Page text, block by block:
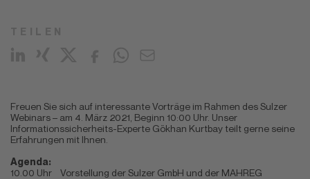
Freuen Sie sich auf interessante Vorträge im Rahmen des Sulzer
Webinars – am 4. März 2021, Beginn 10:00 Uhr. Unser
Informationssicherheits-Experte Gökhan Kurtbay teilt gerne seine
Erfahrungen mit Ihnen.
Agenda:
10.00 Uhr Vorstellung der Sulzer GmbH und der MAHREG